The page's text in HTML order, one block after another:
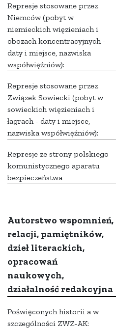
Represje stosowane przez
Niemców (pobyt w
niemieckich więzieniach i
obozach koncentracyjnych -
daty i miejsce, nazwiska
współwięźniów):
Represje stosowane przez
Związek Sowiecki (pobyt w
sowieckich więzieniach i
łagrach - daty i miejsce,
nazwiska współwięźniów):
Represje ze strony polskiego
komunistycznego aparatu
bezpieczeństwa
Autorstwo wspomnień,
relacji, pamiętników,
dzieł literackich,
opracowań
naukowych,
działalność redakcyjna
Poświęconych historii a w
szczególności ZWZ-AK: